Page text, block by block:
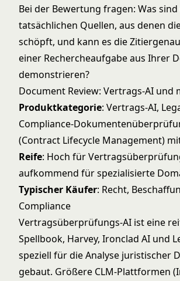
Bei der Bewertung fragen: Was sind
tatsächlichen Quellen, aus denen
schöpft, und kann es die
einer Rechercheaufgabe aus Ihrer
demonstrieren?
Document Review: Vertrags-AI und
Produktkategorie: Vertrags-AI,
Compliance-
(Contract Lifecycle Management)
Reife: Hoch für
aufkommend für spezialisierte
Typischer Käufer: Recht,
Compliance
Vertragsüberprüfungs-AI ist eine
Spellbook, Harvey, Ironclad AI und
speziell für die Analyse juristischer
gebaut. Größere CLM-Plattformen